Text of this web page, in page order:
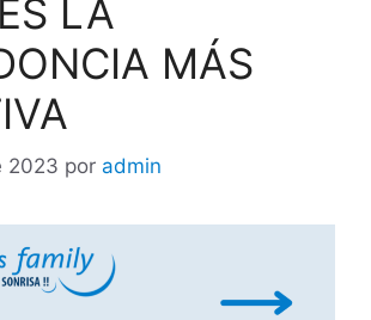
LA
MÁS
2023 por admin